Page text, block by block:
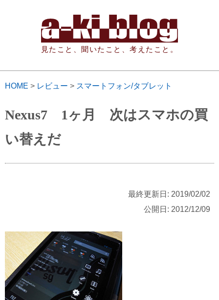
見たこと、聞いたこと、考えたこと。
HOME > レビュー > スマートフォン/タブレット
Nexus7 1ヶ月 次はスマホの買
い替えだ
最終更新日: 2019/02/02
公開日: 2012/12/09